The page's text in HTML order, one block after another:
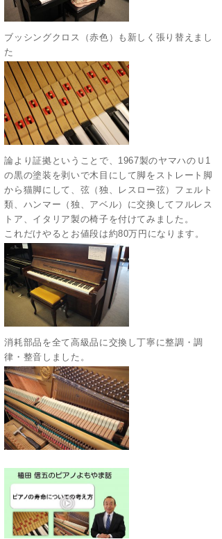
ブッシングクロス（赤色）も新しく張り替えまし
た
論より証拠ということで、1967製のヤマハのＵ1
の黒の塗装を剥いで木目にして脚をストレート脚
から猫脚にして、弦（独、レスロー弦）フェルト
類、ハンマー（独、アベル）に交換してフルレス
トア、イタリア製の椅子を付けてみました。
これだけやるとお値段は約80万円になります。
消耗部品を全て高級品に交換し丁寧に整調・調
律・整音しました。